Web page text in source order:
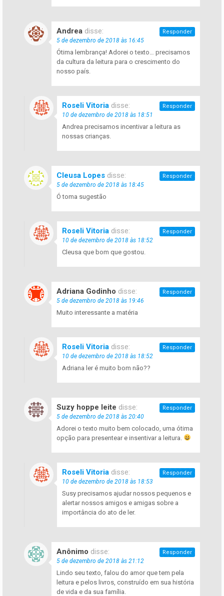
Andrea disse:
5 de dezembro de 2018 às 16:45
Ótima lembrança! Adorei o texto… precisamos
da cultura da leitura para o crescimento do
nosso país.
Responder
Roseli Vitoria disse:
10 de dezembro de 2018 às 18:51
Andrea precisamos incentivar a leitura as
nossas crianças.
Responder
Cleusa Lopes disse:
5 de dezembro de 2018 às 18:45
Ó toma sugestão
Responder
Roseli Vitoria disse:
10 de dezembro de 2018 às 18:52
Cleusa que bom que gostou.
Responder
Adriana Godinho disse:
5 de dezembro de 2018 às 19:46
Muito interessante a matéria
Responder
Roseli Vitoria disse:
10 de dezembro de 2018 às 18:52
Adriana ler é muito bom não??
Responder
Suzy hoppe leite disse:
5 de dezembro de 2018 às 20:40
Adorei o texto muito bem colocado, uma ótima
opção para presentear e insentivar a leitura.
Responder
Roseli Vitoria disse:
10 de dezembro de 2018 às 18:53
Susy precisamos ajudar nossos pequenos e
alertar nossos amigos e amigas sobre a
importância do ato de ler.
Responder
Anônimo disse:
5 de dezembro de 2018 às 21:12
Lindo seu texto, falou do amor que tem pela
leitura e pelos livros, construído em sua história
de vida e da sua família.
Responder